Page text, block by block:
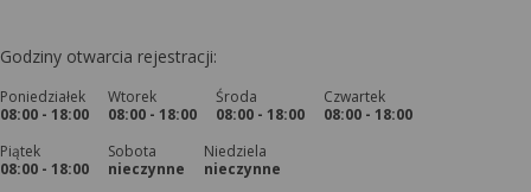
Godziny otwarcia rejestracji:
Poniedziałek
08:00 - 18:00
Wtorek
08:00 - 18:00
Środa
08:00 - 18:00
Czwartek
08:00 - 18:00
Piątek
08:00 - 18:00
Sobota
nieczynne
Niedziela
nieczynne